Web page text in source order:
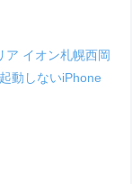
ア イオン札幌西岡
起動しないiPhone